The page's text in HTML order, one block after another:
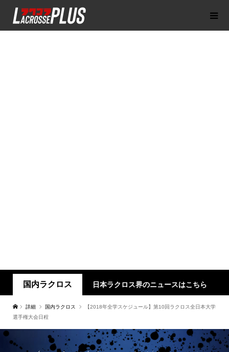
国内ラクロス 日本ラクロス界のニュースはこちら
詳細 国内ラクロス
【2018年全学スケジュール】第10回ラクロス全日本大学
選手権大会日程